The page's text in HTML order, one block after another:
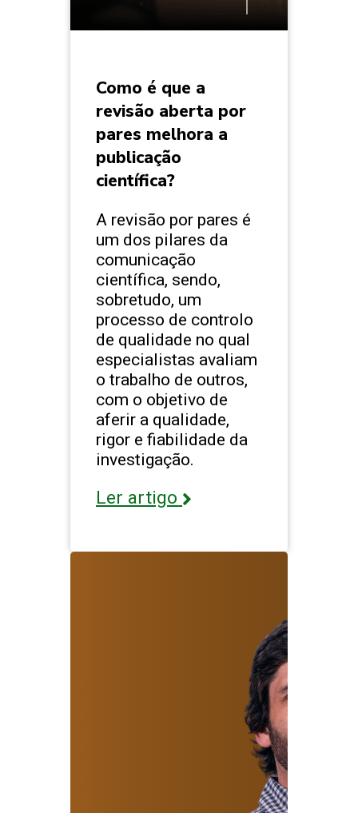
Como é que a
revisão aberta por
pares melhora a
publicação
científica?
A revisão por pares é
um dos pilares da
comunicação
científica, sendo,
sobretudo, um
processo de controlo
de qualidade no qual
especialistas avaliam
o trabalho de outros,
com o objetivo de
aferir a qualidade,
rigor e fiabilidade da
investigação.
Ler artigo